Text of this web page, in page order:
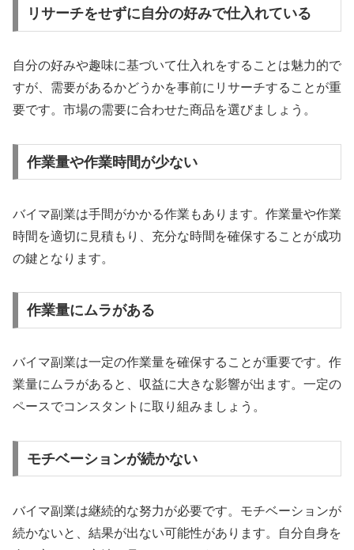
リサーチをせずに自分の好みで仕入れている
自分の好みや趣味に基づいて仕入れをすることは魅力的で
すが、需要があるかどうかを事前にリサーチすることが重
要です。市場の需要に合わせた商品を選びましょう。
作業量や作業時間が少ない
バイマ副業は手間がかかる作業もあります。作業量や作業
時間を適切に見積もり、充分な時間を確保することが成功
の鍵となります。
作業量にムラがある
バイマ副業は一定の作業量を確保することが重要です。作
業量にムラがあると、収益に大きな影響が出ます。一定の
ペースでコンスタントに取り組みましょう。
モチベーションが続かない
バイマ副業は継続的な努力が必要です。モチベーションが
続かないと、結果が出ない可能性があります。自分自身を